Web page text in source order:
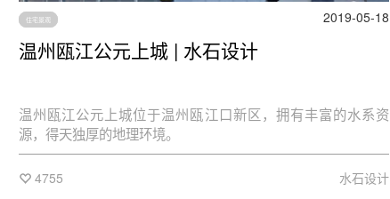
住宅景观 2019-05-18
温州瓯江公元上城 | 水石设计
温州瓯江公元上城位于温州瓯江口新区，拥有丰富的水系资
源，得天独厚的地理环境。
4755 水石设计